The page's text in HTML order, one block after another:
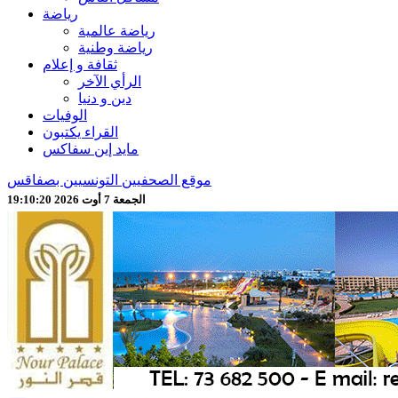
رياضة
رياضة عالمية
رياضة وطنية
ثقافة و إعلام
الرأي الآخر
دين و دنيا
الوفيات
القراء يكتبون
مايد إين سفاكس
موقع الصحفيين التونسيين بصفاقس
الجمعة 7 أوت 2026 19:10:22